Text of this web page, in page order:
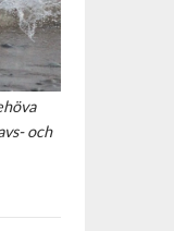
och